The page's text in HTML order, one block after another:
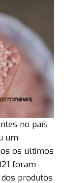
no país
um
os últimos
foram
produtos